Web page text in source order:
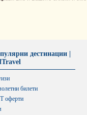
дестинации |
билети
оферти